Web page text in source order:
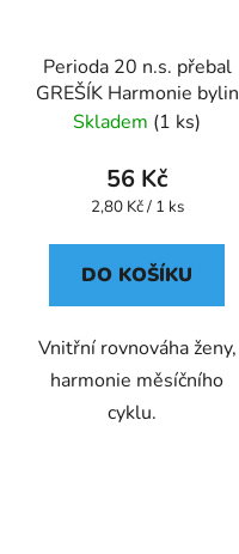
Perioda 20 n.s. přebal
GREŠÍK Harmonie bylin
Skladem (1 ks)
56 Kč
Měrná
2,80 Kč / 1 ks
DO KOŠÍKU
Vnitřní rovnováha ženy,
harmonie měsíčního
cyklu.